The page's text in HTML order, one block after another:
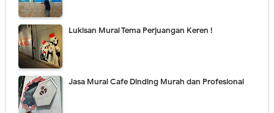
Lukisan Mural Tema Perjuangan Keren !
Jasa Mural Cafe Dinding Murah dan Profesional